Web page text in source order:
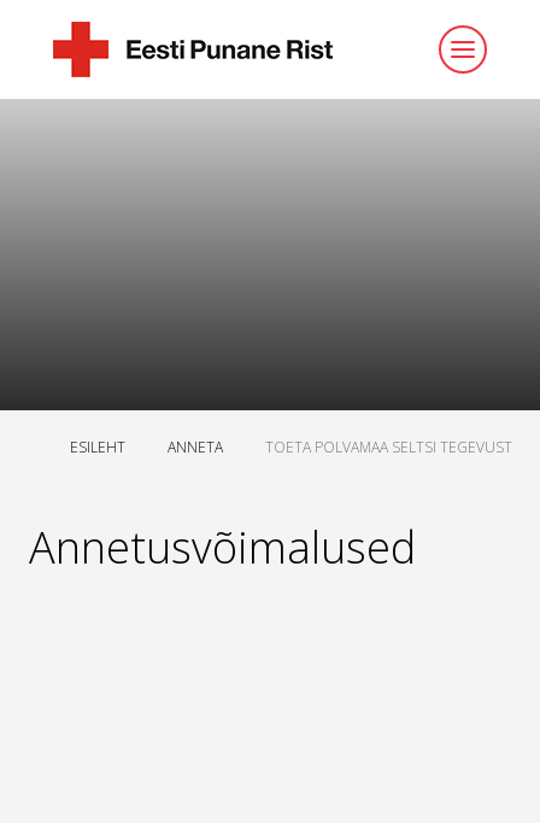
ESILEHT ANNETA TOETA POLVAMAA SELTSI TEGEVUST
Annetusvõimalused